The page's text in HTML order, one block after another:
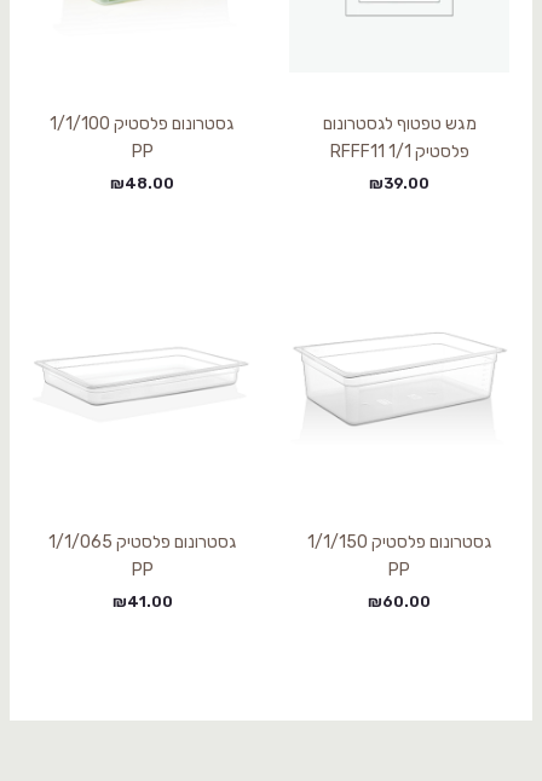
מגש טפטוף לגסטרונום
פלסטיק 1/1 RFFF11
₪39.00
גסטרונום פלסטיק 1/1/100
PP
₪48.00
גסטרונום פלסטיק 1/1/150
PP
₪60.00
גסטרונום פלסטיק 1/1/065
PP
₪41.00